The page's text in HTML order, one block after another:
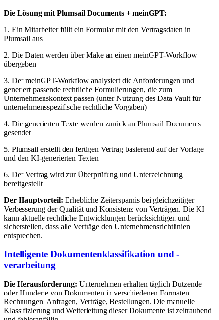
Die Lösung mit Plumsail Documents + meinGPT:
1. Ein Mitarbeiter füllt ein Formular mit den Vertragsdaten in
Plumsail aus
2. Die Daten werden über Make an einen meinGPT-Workflow
übergeben
3. Der meinGPT-Workflow analysiert die Anforderungen und
generiert passende rechtliche Formulierungen, die zum
Unternehmenskontext passen (unter Nutzung des Data Vault für
unternehmensspezifische rechtliche Vorgaben)
4. Die generierten Texte werden zurück an Plumsail Documents
gesendet
5. Plumsail erstellt den fertigen Vertrag basierend auf der Vorlage
und den KI-generierten Texten
6. Der Vertrag wird zur Überprüfung und Unterzeichnung
bereitgestellt
Der Hauptvorteil: Erhebliche Zeitersparnis bei gleichzeitiger
Verbesserung der Qualität und Konsistenz von Verträgen. Die KI
kann aktuelle rechtliche Entwicklungen berücksichtigen und
sicherstellen, dass alle Verträge den Unternehmensrichtlinien
entsprechen.
Intelligente Dokumentenklassifikation und -
verarbeitung
Die Herausforderung: Unternehmen erhalten täglich Dutzende
oder Hunderte von Dokumenten in verschiedenen Formaten –
Rechnungen, Anfragen, Verträge, Bestellungen. Die manuelle
Klassifizierung und Weiterleitung dieser Dokumente ist zeitraubend